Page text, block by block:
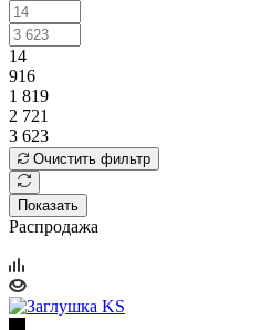
14
916
1 819
2 721
3 623
Очистить фильтр
Показать
Распродажа